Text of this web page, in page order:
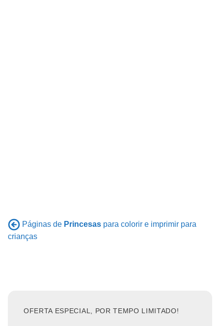
Páginas de Princesas para colorir e imprimir para
crianças
OFERTA ESPECIAL, POR TEMPO LIMITADO!